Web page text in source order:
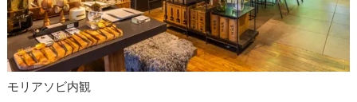
モリアソビ内観